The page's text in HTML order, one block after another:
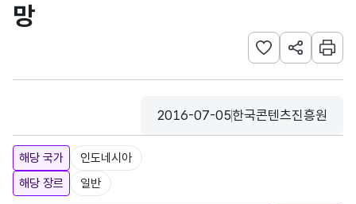
망
관심사 등록하기
URL 공유하
인쇄
등록일
2016-07-05
수집기관
한국콘텐츠진흥원
해당 국가
인도네시아
해당 장르
일반